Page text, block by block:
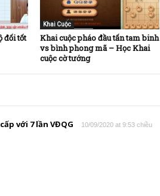
đối tốt
Khai Cuộc
Khai cuộc pháo đầu tấn tam binh
vs bình phong mã – Học Khai
cuộc cờ tướng
với 7 lần VĐQG 10/09/2020 at 9:53 chiều